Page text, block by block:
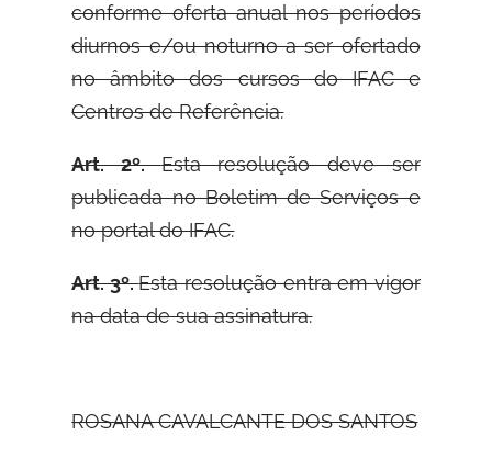
conforme oferta anual nos períodos
diurnos e/ou noturno a ser ofertado
no âmbito dos cursos do IFAC e
Centros de Referência.
Art. 2º.Esta resolução deve ser
publicada no Boletim de Serviços e
no portal do IFAC.
Art. 3º.Esta resolução entra em vigor
na data de sua assinatura.
ROSANA CAVALCANTE DOS SANTOS